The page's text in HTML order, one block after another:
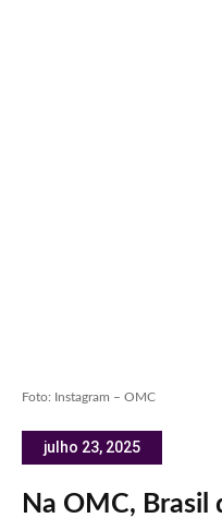
Foto: Instagram – OMC
julho 23, 2025
Na OMC, Brasil